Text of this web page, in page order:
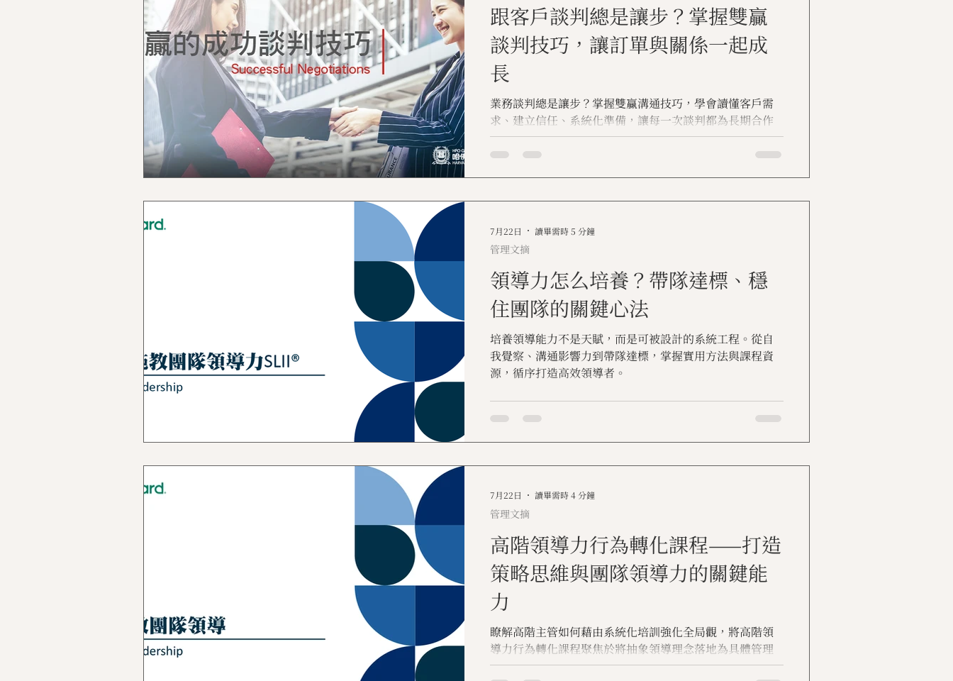
跟客戶談判總是讓步？掌握雙贏
談判技巧，讓訂單與關係一起成
長
業務談判總是讓步？掌握雙贏溝通技巧，學會讀懂客戶需
求、建立信任、系統化準備，讓每一次談判都為長期合作
鋪路。
領導力怎么培養？帶隊達標、穩
住團隊的關鍵心法
培養領導能力不是天賦，而是可被設計的系統工程。從自
我覺察、溝通影響力到帶隊達標，掌握實用方法與課程資
源，循序打造高效領導者。
管理文摘
7月22日 讀畢需時 5 分鐘
高階領導力行為轉化課程——打造
策略思維與團隊領導力的關鍵能
力
瞭解高階主管如何藉由系統化培訓強化全局觀，將高階領
導力行為轉化課程聚焦於將抽象領導理念落地為具體管理
行為。協助企業穩定提升績效。
管理文摘
7月22日 讀畢需時 4 分鐘